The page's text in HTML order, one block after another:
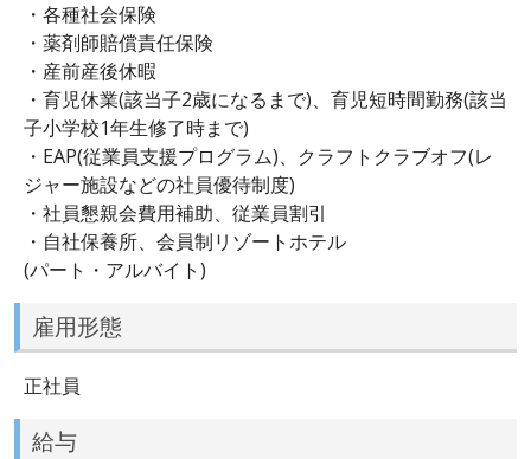
・各種社会保険
・薬剤師賠償責任保険
・産前産後休暇
・育児休業(該当子2歳になるまで)、育児短時間勤務(該当
子小学校1年生修了時まで)
・EAP(従業員支援プログラム)、クラフトクラブオフ(レ
ジャー施設などの社員優待制度)
・社員懇親会費用補助、従業員割引
・自社保養所、会員制リゾートホテル
(パート・アルバイト)
雇用形態
正社員
給与